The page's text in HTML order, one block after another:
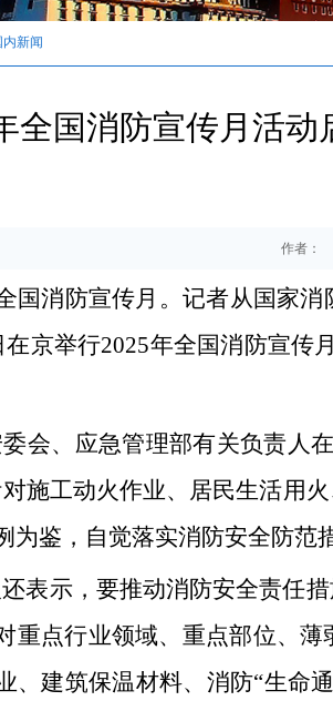
内新闻
全国消防宣传月活
作者：
国消防宣传月。记者从国家
在京举行2025年全国消防宣
委会、应急管理部有关负责人
施工动火作业、居民生活用
为鉴，自觉落实消防安全防范
表示，要推动消防安全责任
重点行业领域、重点部位、
、建筑保温材料、消防“生命